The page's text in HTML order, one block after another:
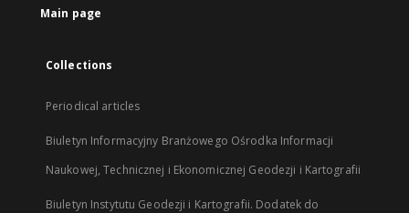
Main page
Collections
Periodical articles
Biuletyn Informacyjny Branżowego Ośrodka Informacji
Naukowej, Technicznej i Ekonomicznej Geodezji i Kartografii
Biuletyn Instytutu Geodezji i Kartografii. Dodatek do